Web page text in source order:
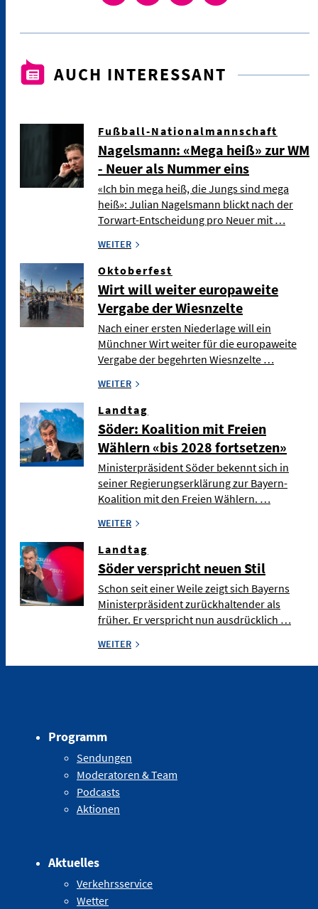
AUCH INTERESSANT
Fußball-Nationalmannschaft
Nagelsmann: «Mega heiß» zur WM
- Neuer als Nummer eins
«Ich bin mega heiß, die Jungs sind mega
heiß»: Julian Nagelsmann blickt nach der
Torwart-Entscheidung pro Neuer mit …
WEITER
Oktoberfest
Wirt will weiter europaweite
Vergabe der Wiesnzelte
Nach einer ersten Niederlage will ein
Münchner Wirt weiter für die europaweite
Vergabe der begehrten Wiesnzelte …
WEITER
Landtag
Söder: Koalition mit Freien
Wählern «bis 2028 fortsetzen»
Ministerpräsident Söder bekennt sich in
seiner Regierungserklärung zur Bayern-
Koalition mit den Freien Wählern. …
WEITER
Landtag
Söder verspricht neuen Stil
Schon seit einer Weile zeigt sich Bayerns
Ministerpräsident zurückhaltender als
früher. Er verspricht nun ausdrücklich …
WEITER
Programm
Sendungen
Moderatoren & Team
Podcasts
Aktionen
Aktuelles
Verkehrsservice
Wetter